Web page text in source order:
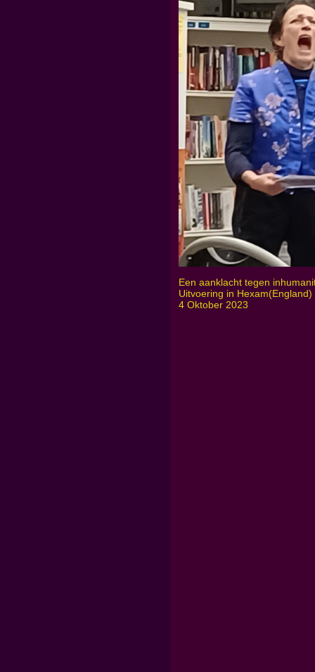
Een aanklacht tegen
Uitvoering in Hexam(England)
4 Oktober 2023